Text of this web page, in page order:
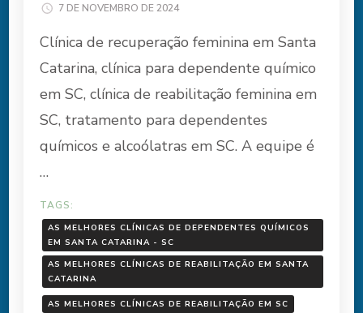
7 DE NOVEMBRO DE 2024
Clínica de recuperação feminina em Santa
Catarina, clínica para dependente químico
em SC, clínica de reabilitação feminina em
SC, tratamento para dependentes
químicos e alcoólatras em SC. A equipe é
…
TAGS:
AS MELHORES CLÍNICAS DE DEPENDENTES QUÍMICOS
EM SANTA CATARINA - SC
AS MELHORES CLÍNICAS DE REABILITAÇÃO EM SANTA
CATARINA
AS MELHORES CLÍNICAS DE REABILITAÇÃO EM SC